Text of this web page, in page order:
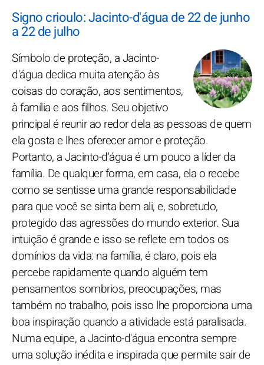
Signo crioulo: Jacinto-d'água de 22 de junho
a 22 de julho
Símbolo de proteção, a Jacinto-
d'água dedica muita atenção às
coisas do coração, aos sentimentos,
à família e aos filhos. Seu objetivo
principal é reunir ao redor dela as pessoas de quem
ela gosta e lhes oferecer amor e proteção.
Portanto, a Jacinto-d'água é um pouco a líder da
família. De qualquer forma, em casa, ela o recebe
como se sentisse uma grande responsabilidade
para que você se sinta bem ali, e, sobretudo,
protegido das agressões do mundo exterior. Sua
intuição é grande e isso se reflete em todos os
domínios da vida: na família, é claro, pois ela
percebe rapidamente quando alguém tem
pensamentos sombrios, preocupações, mas
também no trabalho, pois isso lhe proporciona uma
boa inspiração quando a atividade está paralisada.
Numa equipe, a Jacinto-d'água encontra sempre
uma solução inédita e inspirada que permite sair de